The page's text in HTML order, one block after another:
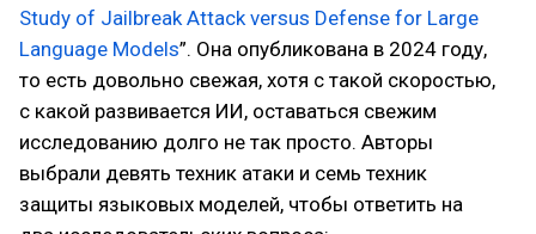
Study of Jailbreak Attack versus Defense for Large
Language Models”. Она опубликована в 2024 году,
то есть довольно свежая, хотя с такой скоростью,
с какой развивается ИИ, оставаться свежим
исследованию долго не так просто. Авторы
выбрали девять техник атаки и семь техник
защиты языковых моделей, чтобы ответить на